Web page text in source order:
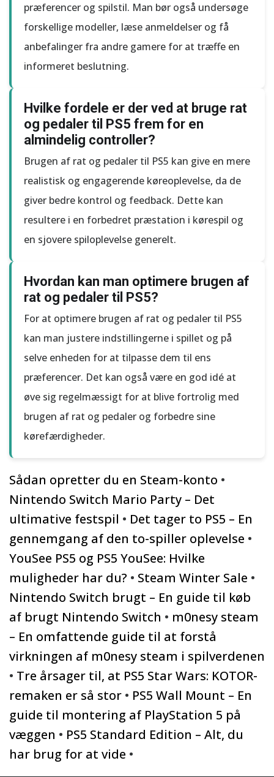
præferencer og spilstil. Man bør også undersøge
forskellige modeller, læse anmeldelser og få
anbefalinger fra andre gamere for at træffe en
informeret beslutning.
Hvilke fordele er der ved at bruge rat
og pedaler til PS5 frem for en
almindelig controller?
Brugen af rat og pedaler til PS5 kan give en mere
realistisk og engagerende køreoplevelse, da de
giver bedre kontrol og feedback. Dette kan
resultere i en forbedret præstation i kørespil og
en sjovere spiloplevelse generelt.
Hvordan kan man optimere brugen af
rat og pedaler til PS5?
For at optimere brugen af rat og pedaler til PS5
kan man justere indstillingerne i spillet og på
selve enheden for at tilpasse dem til ens
præferencer. Det kan også være en god idé at
øve sig regelmæssigt for at blive fortrolig med
brugen af rat og pedaler og forbedre sine
kørefærdigheder.
Sådan opretter du en Steam-konto •
Nintendo Switch Mario Party – Det
ultimative festspil • Det tager to PS5 – En
gennemgang af den to-spiller oplevelse •
YouSee PS5 og PS5 YouSee: Hvilke
muligheder har du? • Steam Winter Sale •
Nintendo Switch brugt – En guide til køb
af brugt Nintendo Switch • m0nesy steam
– En omfattende guide til at forstå
virkningen af m0nesy steam i spilverdenen
• Tre årsager til, at PS5 Star Wars: KOTOR-
remaken er så stor • PS5 Wall Mount – En
guide til montering af PlayStation 5 på
væggen • PS5 Standard Edition – Alt, du
har brug for at vide •